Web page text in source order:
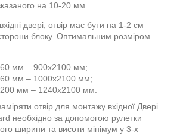
на 10-20 мм.
двері, отвір має бути на 1-2 см
блоку. Оптимальним розміром
мм – 900х2100 мм;
мм – 1000х2100 мм;
мм – 1240х2100 мм.
отвір для монтажу вхідної Двері
необхідно за допомогою рулетки
ширини та висоти мінімум у 3-х